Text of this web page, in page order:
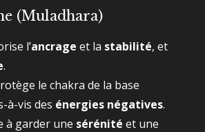
(Muladhara)
l’ancrage et la stabilité, et
.
le chakra de la base
à-vis des énergies négatives.
à garder une sérénité et une